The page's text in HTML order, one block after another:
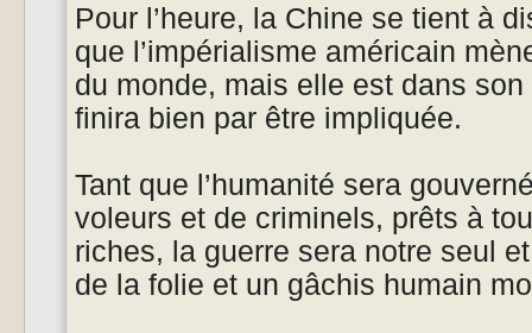
Pour l’heure, la Chine se tient à
que l’impérialisme américain
du monde, mais elle est dans
finira bien par être impliquée.
Tant que l’humanité sera
voleurs et de criminels, prêts à
riches, la guerre sera notre seul
de la folie et un gâchis humain